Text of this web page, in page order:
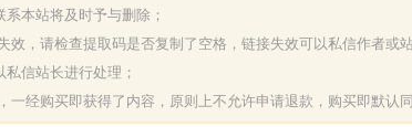
本站将及时予与删除；
效，请检查提取码是否复制了空格，链接失效可以私信作者或
信站长进行处理；
一经购买即获得了内容，原则上不允许申请退款，购买即默认